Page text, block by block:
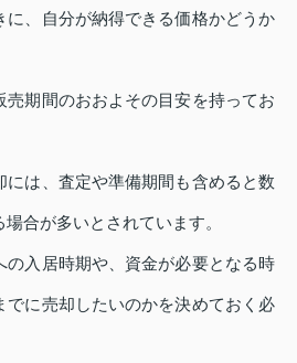
に、自分が納得できる価格かどうか
売期間のおおよその目安を持ってお
には、査定や準備期間も含めると数
合が多いとされています。
の入居時期や、資金が必要となる時
でに売却したいのかを決めておく必